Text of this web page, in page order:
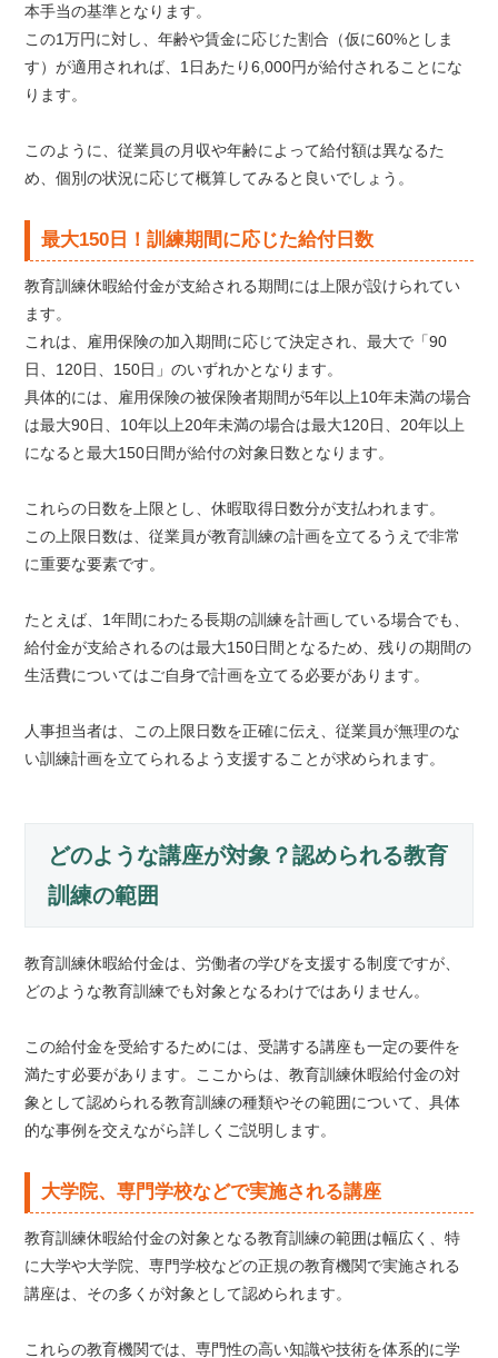
本手当の基準となります。
この1万円に対し、年齢や賃金に応じた割合（仮に60%としま
す）が適用されれば、1日あたり6,000円が給付されることにな
ります。
このように、従業員の月収や年齢によって給付額は異なるた
め、個別の状況に応じて概算してみると良いでしょう。
最大150日！訓練期間に応じた給付日数
教育訓練休暇給付金が支給される期間には上限が設けられてい
ます。
これは、雇用保険の加入期間に応じて決定され、最大で「90
日、120日、150日」のいずれかとなります。
具体的には、雇用保険の被保険者期間が5年以上10年未満の場合
は最大90日、10年以上20年未満の場合は最大120日、20年以上
になると最大150日間が給付の対象日数となります。
これらの日数を上限とし、休暇取得日数分が支払われます。
この上限日数は、従業員が教育訓練の計画を立てるうえで非常
に重要な要素です。
たとえば、1年間にわたる長期の訓練を計画している場合でも、
給付金が支給されるのは最大150日間となるため、残りの期間の
生活費についてはご自身で計画を立てる必要があります。
人事担当者は、この上限日数を正確に伝え、従業員が無理のな
い訓練計画を立てられるよう支援することが求められます。
どのような講座が対象？認められる教育
訓練の範囲
教育訓練休暇給付金は、労働者の学びを支援する制度ですが、
どのような教育訓練でも対象となるわけではありません。
この給付金を受給するためには、受講する講座も一定の要件を
満たす必要があります。ここからは、教育訓練休暇給付金の対
象として認められる教育訓練の種類やその範囲について、具体
的な事例を交えながら詳しくご説明します。
大学院、専門学校などで実施される講座
教育訓練休暇給付金の対象となる教育訓練の範囲は幅広く、特
に大学や大学院、専門学校などの正規の教育機関で実施される
講座は、その多くが対象として認められます。
これらの教育機関では、専門性の高い知識や技術を体系的に学